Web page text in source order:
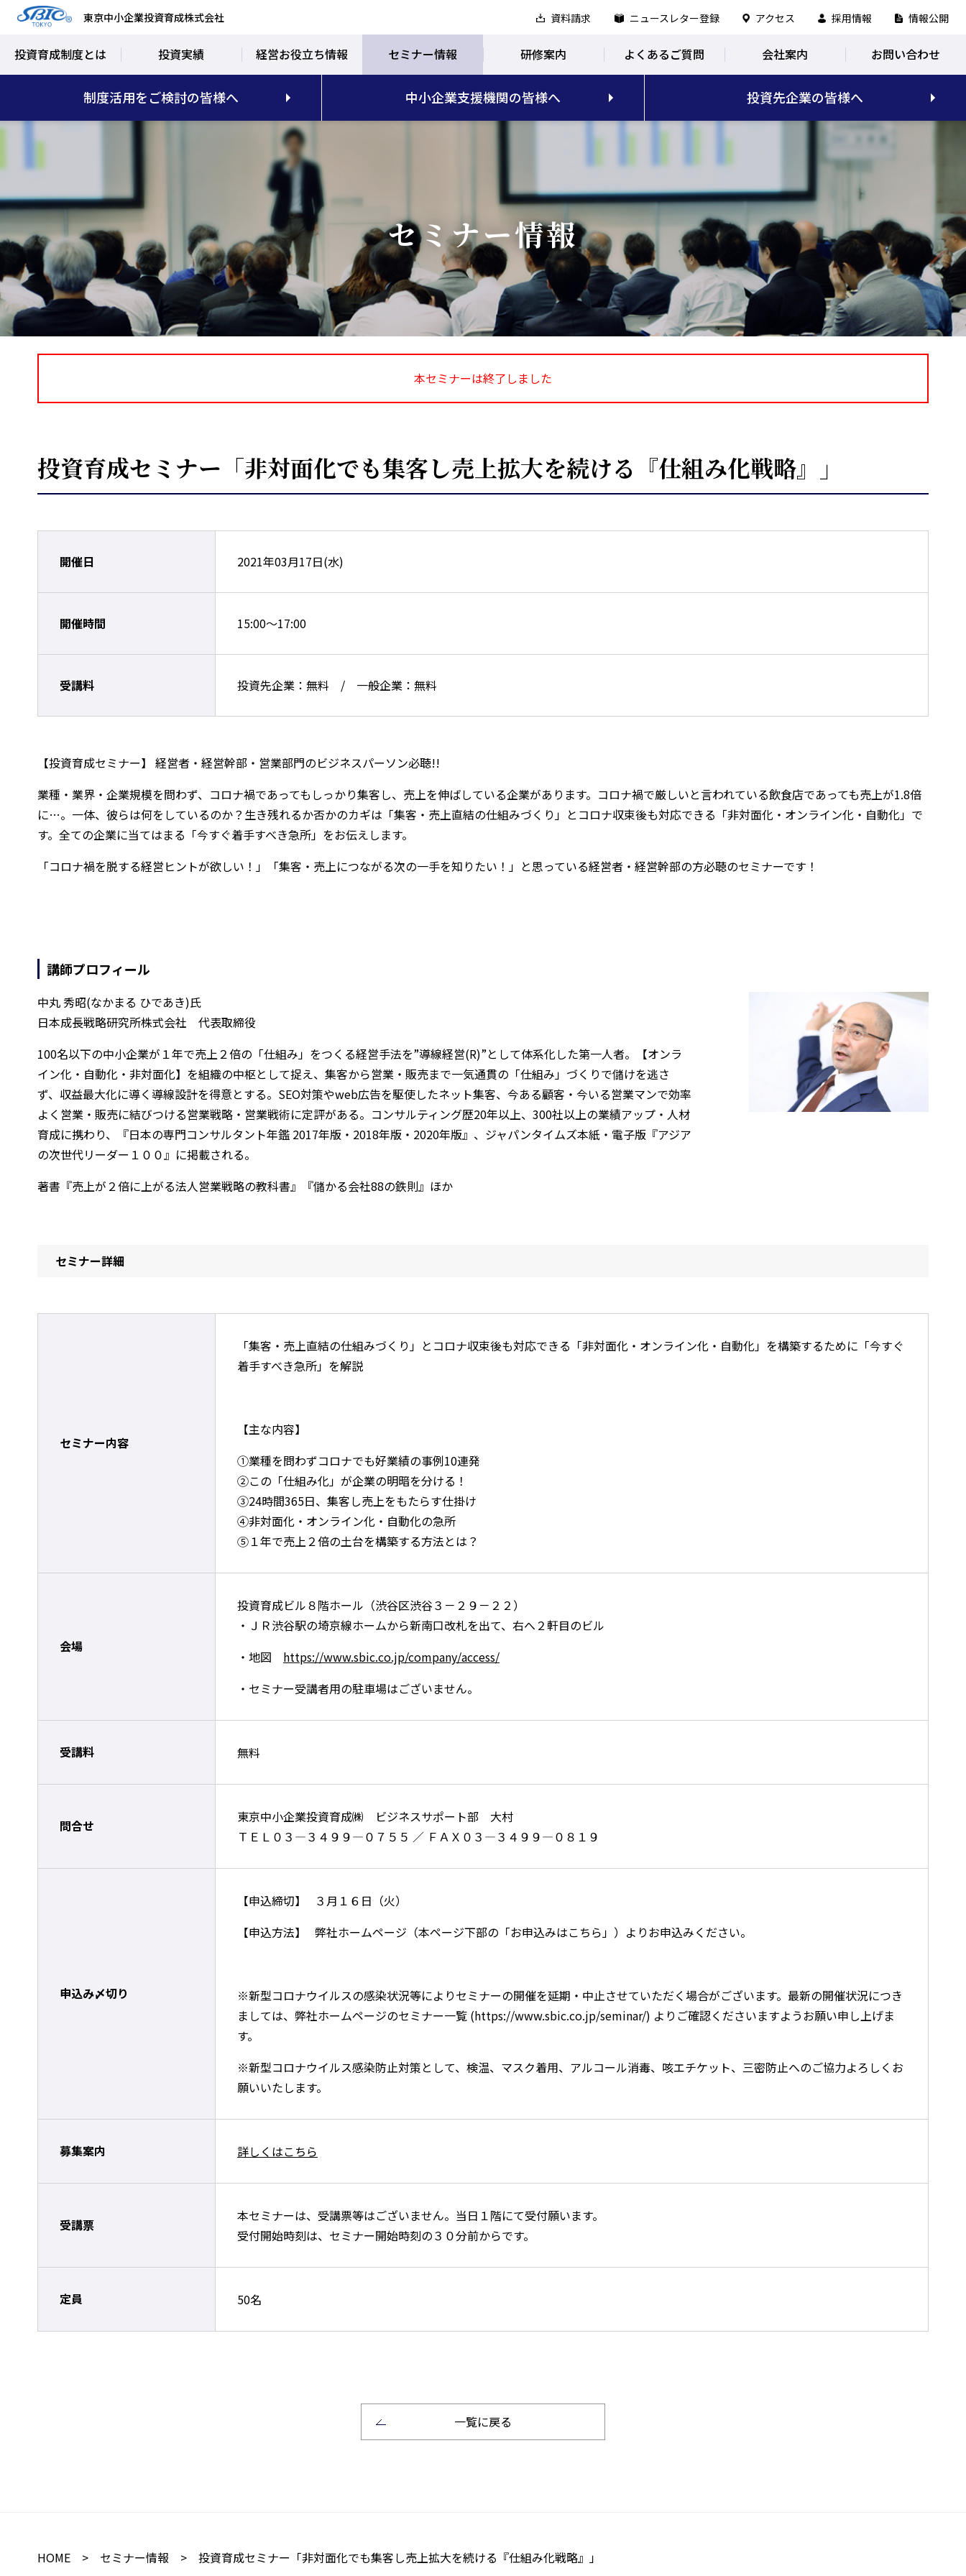
東京中小企業投資育成株式会社 資料請求 ニュースレター登録 アクセス 採用情報 情報公開
投資育成制度とは 投資実績 経営お役立ち情報 セミナー情報 研修案内 よくあるご質問 会社案内 お問い合わせ
制度活用をご検討の皆様へ 中小企業支援機関の皆様へ 投資先企業の皆様へ
セミナー情報
本セミナーは終了しました
投資育成セミナー「非対面化でも集客し売上拡大を続ける『仕組み化戦略』」
開催日 2021年03月17日(水)
開催時間 15:00～17:00
受講料 投資先企業：無料 / 一般企業：無料
【投資育成セミナー】 経営者・経営幹部・営業部門のビジネスパーソン必聴!!
業種・業界・企業規模を問わず、コロナ禍であってもしっかり集客し、売上を伸ばしている企業があります。コロナ禍で厳しいと言われている飲食店であっても売上が1.8倍
に…。一体、彼らは何をしているのか？生き残れるか否かのカギは「集客・売上直結の仕組みづくり」とコロナ収束後も対応できる「非対面化・オンライン化・自動化」で
す。全ての企業に当てはまる「今すぐ着手すべき急所」をお伝えします。
「コロナ禍を脱する経営ヒントが欲しい！」「集客・売上につながる次の一手を知りたい！」と思っている経営者・経営幹部の方必聴のセミナーです！
講師プロフィール
中丸 秀昭(なかまる ひであき)氏
日本成長戦略研究所株式会社 代表取締役
100名以下の中小企業が１年で売上２倍の「仕組み」をつくる経営手法を”導線経営(R)”として体系化した第一人者。【オンラ
イン化・自動化・非対面化】を組織の中枢として捉え、集客から営業・販売まで一気通貫の「仕組み」づくりで儲けを逃さ
ず、収益最大化に導く導線設計を得意とする。SEO対策やweb広告を駆使したネット集客、今ある顧客・今いる営業マンで効率
よく営業・販売に結びつける営業戦略・営業戦術に定評がある。コンサルティング歴20年以上、300社以上の業績アップ・人材
育成に携わり、『日本の専門コンサルタント年鑑 2017年版・2018年版・2020年版』、ジャパンタイムズ本紙・電子版『アジア
の次世代リーダー１００』に掲載される。
著書『売上が２倍に上がる法人営業戦略の教科書』『儲かる会社88の鉄則』ほか
セミナー詳細
セミナー内容
「集客・売上直結の仕組みづくり」とコロナ収束後も対応できる「非対面化・オンライン化・自動化」を構築するために「今すぐ
着手すべき急所」を解説
【主な内容】
①業種を問わずコロナでも好業績の事例10連発
②この「仕組み化」が企業の明暗を分ける！
③24時間365日、集客し売上をもたらす仕掛け
④非対面化・オンライン化・自動化の急所
⑤１年で売上２倍の土台を構築する方法とは？
会場
投資育成ビル８階ホール（渋谷区渋谷３－２９－２２）
・ＪＲ渋谷駅の埼京線ホームから新南口改札を出て、右へ２軒目のビル
・地図 https://www.sbic.co.jp/company/access/
・セミナー受講者用の駐車場はございません。
受講料 無料
問合せ
東京中小企業投資育成㈱ ビジネスサポート部 大村
ＴＥＬ０３―３４９９―０７５５ ／ ＦＡＸ０３―３４９９―０８１９
申込み〆切り
【申込締切】 ３月１６日（火）
【申込方法】 弊社ホームページ（本ページ下部の「お申込みはこちら」）よりお申込みください。
※新型コロナウイルスの感染状況等によりセミナーの開催を延期・中止させていただく場合がございます。最新の開催状況につき
ましては、弊社ホームページのセミナー一覧 (https://www.sbic.co.jp/seminar/) よりご確認くださいますようお願い申し上げま
す。
※新型コロナウイルス感染防止対策として、検温、マスク着用、アルコール消毒、咳エチケット、三密防止へのご協力よろしくお
願いいたします。
募集案内 詳しくはこちら
受講票
本セミナーは、受講票等はございません。当日１階にて受付願います。
受付開始時刻は、セミナー開始時刻の３０分前からです。
定員 50名
一覧に戻る
HOME > セミナー情報 > 投資育成セミナー「非対面化でも集客し売上拡大を続ける『仕組み化戦略』」